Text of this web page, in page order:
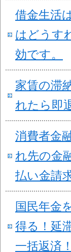
借金生活
はどうす
効です。
家賃の滞
れたら即
消費者金
れ先の金
払い金請
国民年金
得る！延
一括返済！